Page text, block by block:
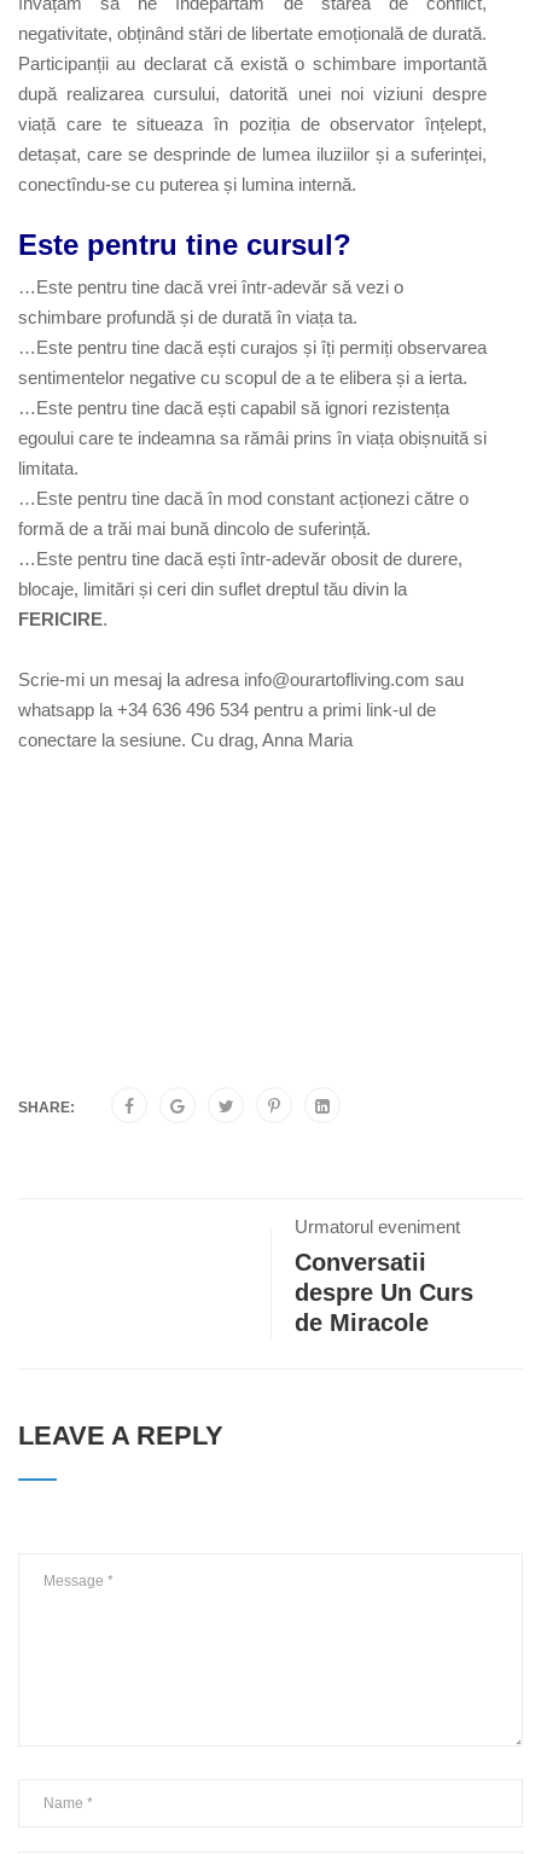
negativitate, obținând stări de libertate emoțională de durată.
Participanții au declarat că există o schimbare importantă
după realizarea cursului, datorită unei noi viziuni despre
viață care te situeaza în poziția de observator înțelept,
detașat, care se desprinde de lumea iluziilor și a suferinței,
conectîndu-se cu puterea și lumina internă.
Este pentru tine cursul?
…Este pentru tine dacă vrei într-adevăr să vezi o
schimbare profundă și de durată în viața ta.
…Este pentru tine dacă ești curajos și îți permiți observarea
sentimentelor negative cu scopul de a te elibera și a ierta.
…Este pentru tine dacă ești capabil să ignori rezistența
egoului care te indeamna sa rămâi prins în viața obișnuită si
limitata.
…Este pentru tine dacă în mod constant acționezi către o
formă de a trăi mai bună dincolo de suferință.
…Este pentru tine dacă ești într-adevăr obosit de durere,
blocaje, limitări și ceri din suflet dreptul tău divin la
FERICIRE.
Scrie-mi un mesaj la adresa info@ourartofliving.com sau
whatsapp la +34 636 496 534 pentru a primi link-ul de
conectare la sesiune. Cu drag, Anna Maria
SHARE:
Urmatorul eveniment
Conversatii
despre Un Curs
de Miracole
LEAVE A REPLY